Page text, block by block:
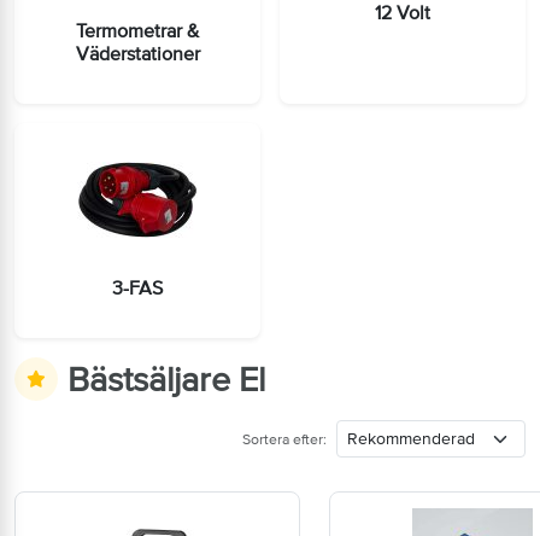
Termometrar &
Väderstationer
12 Volt
3-FAS
Bästsäljare El
Sortera efter: